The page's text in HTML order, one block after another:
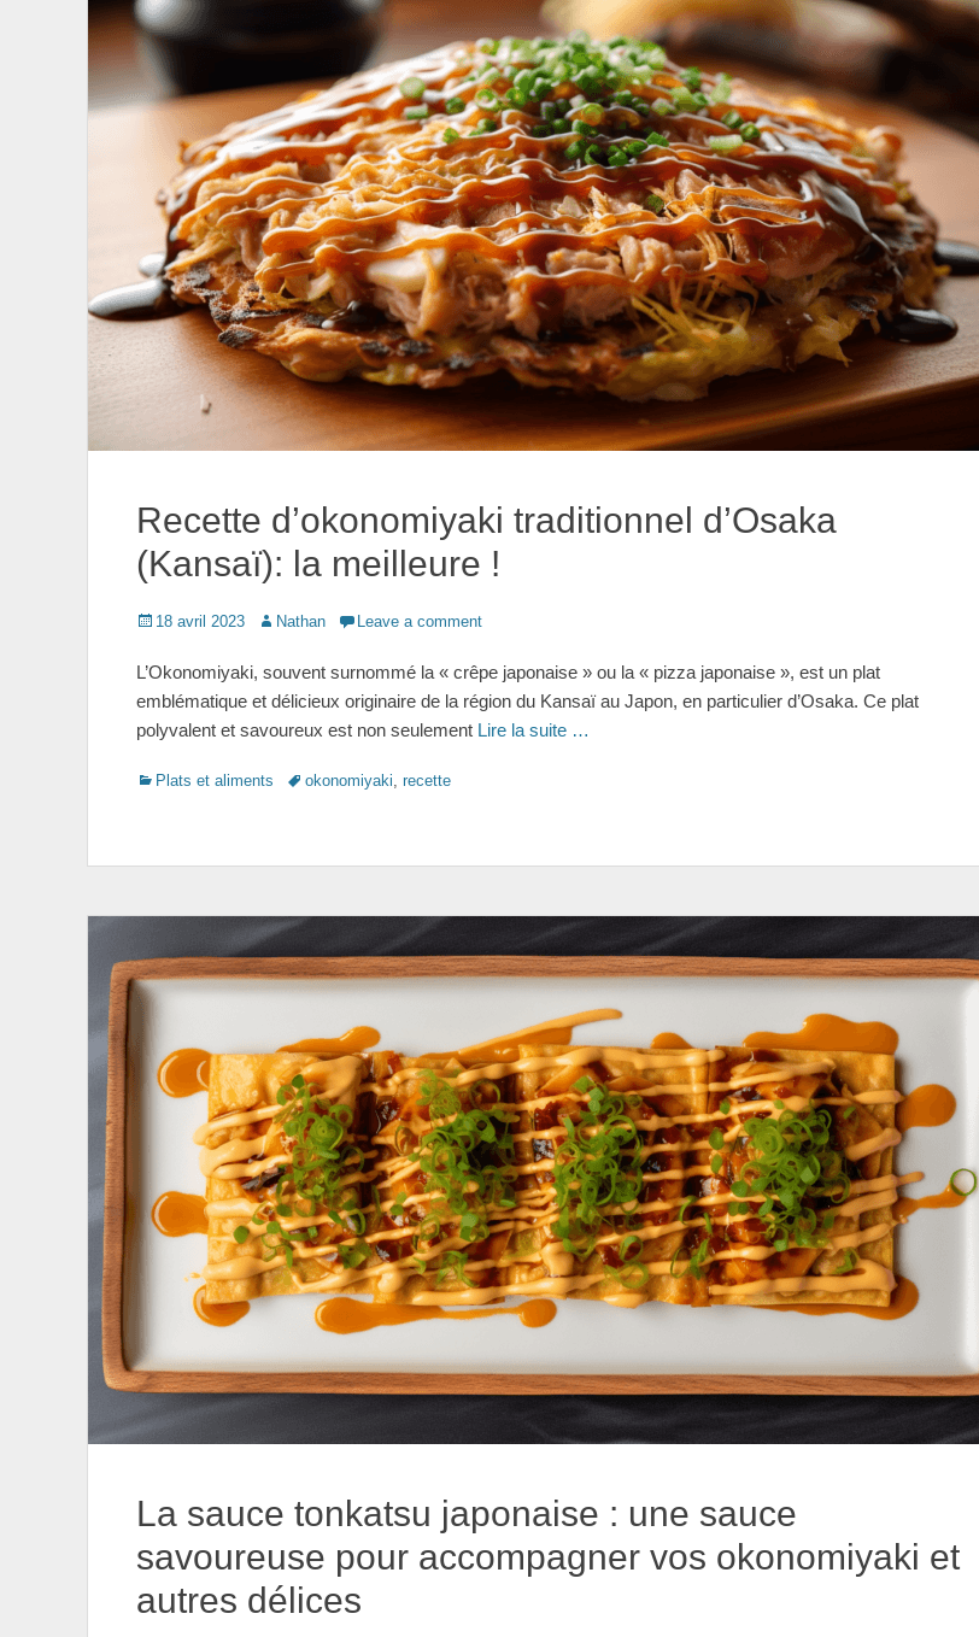
Recette d’okonomiyaki traditionnel d’Osaka
(Kansaï): la meilleure !
Posted
18 avril 2023 AuthorNathan Leave a comment
L’Okonomiyaki, souvent surnommé la « crêpe japonaise » ou la « pizza japonaise », est un plat
emblématique et délicieux originaire de la région du Kansaï au Japon, en particulier d’Osaka. Ce plat
polyvalent et savoureux est non seulement Lire la suite …
Categories
Plats et aliments Tagsokonomiyaki, recette
La sauce tonkatsu japonaise : une sauce
savoureuse pour accompagner vos okonomiyaki et
autres délices